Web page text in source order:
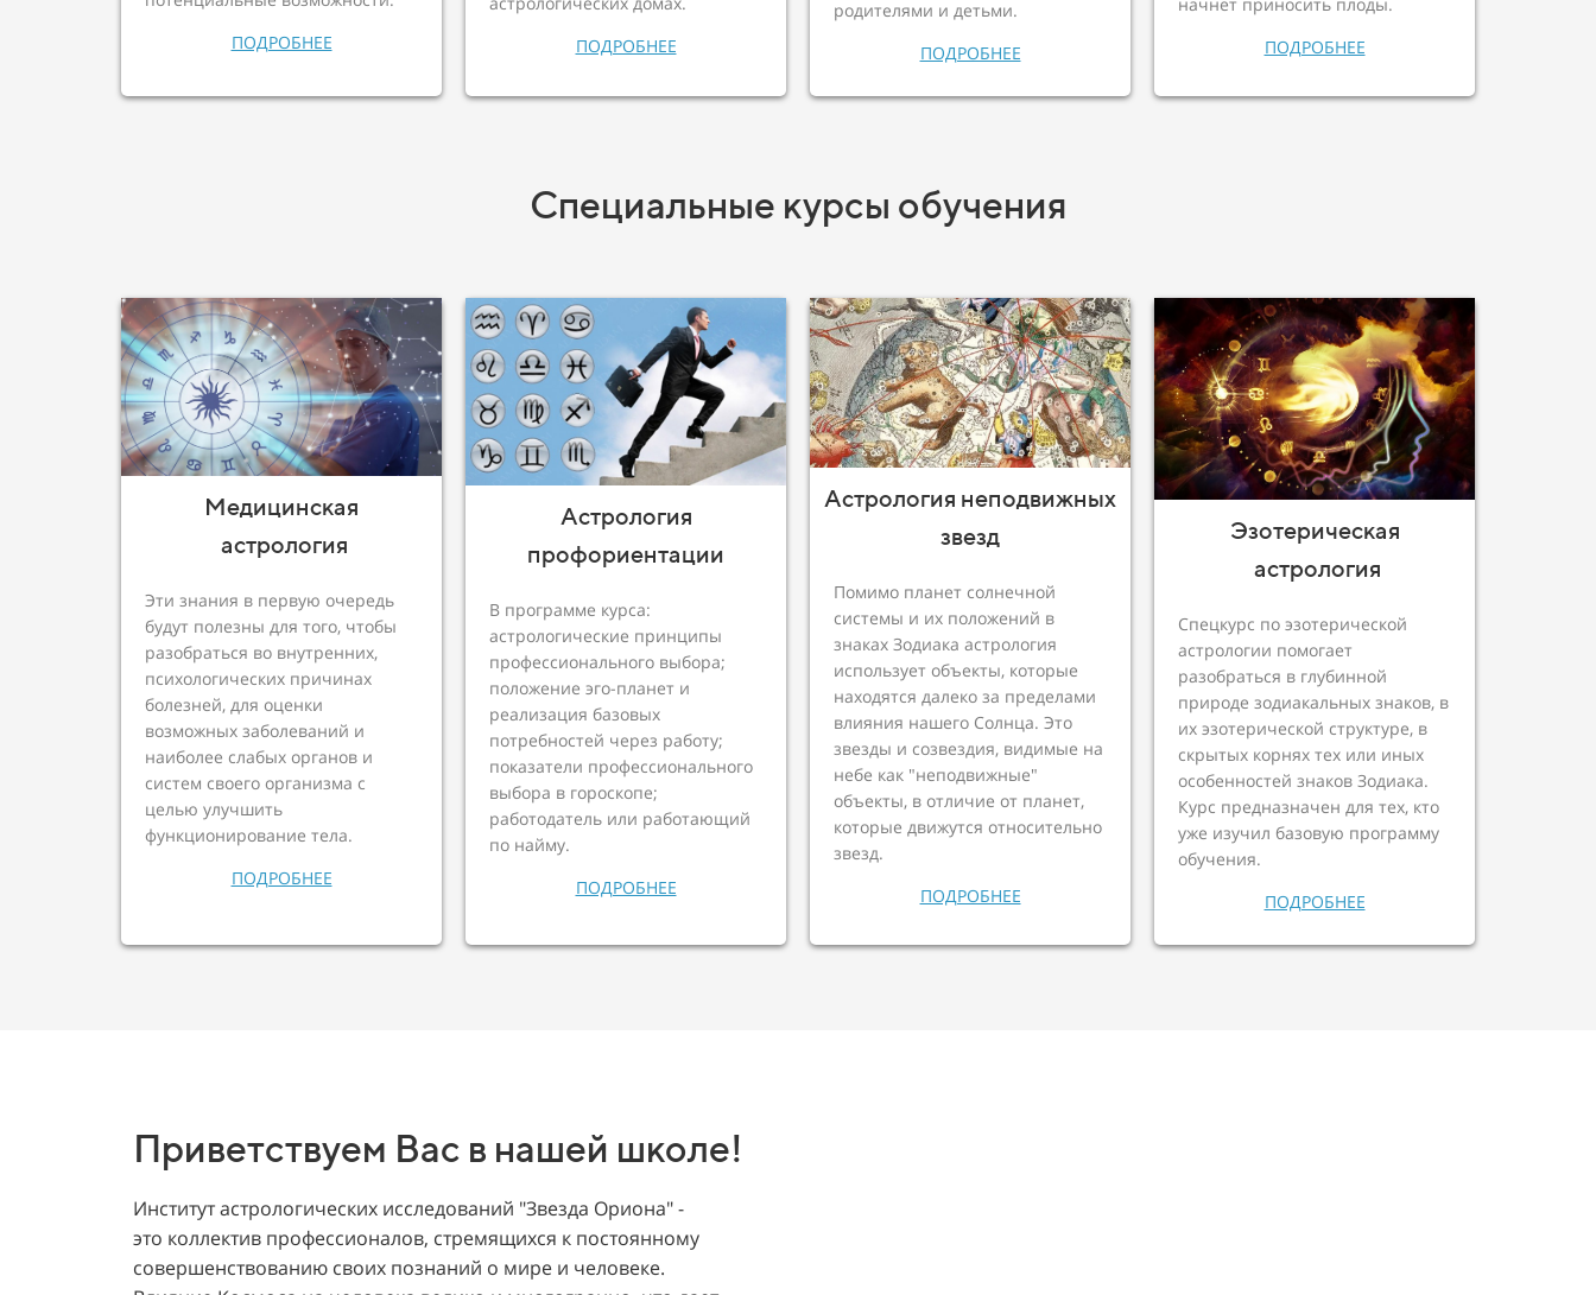
ПОДРОБНЕЕ
ПОДРОБНЕЕ
родителями и детьми.
ПОДРОБНЕЕ
ПОДРОБНЕЕ
Специальные курсы обучения
Медицинская
астрология
Эти знания в первую очередь
будут полезны для того, чтобы
разобраться во внутренних,
психологических причинах
болезней, для оценки
возможных заболеваний и
наиболее слабых органов и
систем своего организма с
целью улучшить
функционирование тела.
ПОДРОБНЕЕ
Астрология
профориентации
В программе курса:
астрологические принципы
профессионального выбора;
положение эго-планет и
реализация базовых
потребностей через работу;
показатели профессионального
выбора в гороскопе;
работодатель или работающий
по найму.
ПОДРОБНЕЕ
Астрология неподвижных
звезд
Помимо планет солнечной
системы и их положений в
знаках Зодиака астрология
использует объекты, которые
находятся далеко за пределами
влияния нашего Солнца. Это
звезды и созвездия, видимые на
небе как "неподвижные"
объекты, в отличие от планет,
которые движутся относительно
звезд.
ПОДРОБНЕЕ
Эзотерическая
астрология
Спецкурс по эзотерической
астрологии помогает
разобраться в глубинной
природе зодиакальных знаков, в
их эзотерической структуре, в
скрытых корнях тех или иных
особенностей знаков Зодиака.
Курс предназначен для тех, кто
уже изучил базовую программу
обучения.
ПОДРОБНЕЕ
Приветствуем Вас в нашей школе!
Институт астрологических исследований "Звезда Ориона" -
это коллектив профессионалов, стремящихся к постоянному
совершенствованию своих познаний о мире и человеке.